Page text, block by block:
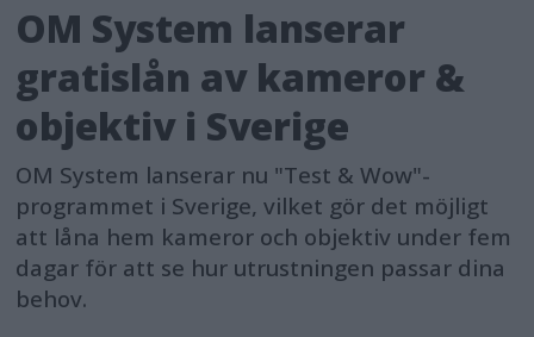
OM System lanserar
gratislån av kameror &
objektiv i Sverige
OM System lanserar nu "Test & Wow"-
programmet i Sverige, vilket gör det möjligt
att låna hem kameror och objektiv under fem
dagar för att se hur utrustningen passar dina
behov.